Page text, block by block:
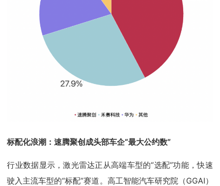
标配化浪潮：速腾聚创成头部车企“最大公约数”
行业数据显示，激光雷达正从高端车型的“选配”功能，快速
驶入主流车型的“标配”赛道。高工智能汽车研究院（GGAI）